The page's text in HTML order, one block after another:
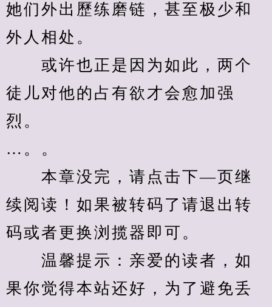
她们外出歷练磨链，甚至极少和
外人相处。
或许也正是因为如此，两个
徒儿对他的占有欲才会愈加强
烈。
…。。
本章没完，请点击下—页继
续阅读！如果被转码了请退出转
码或者更换浏揽器即可。
温馨提示：亲爱的读者，如
果你觉得本站还好，为了避免丢